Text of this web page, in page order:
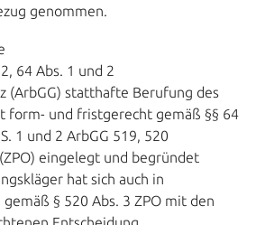
genommen.
64 Abs. 1 und 2
(ArbGG) statthafte Berufung des
form- und fristgerecht gemäß §§ 64
1 und 2 ArbGG 519, 520
eingelegt und begründet
hat sich auch in
§ 520 Abs. 3 ZPO mit den